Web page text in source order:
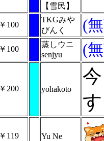
【雪民】
￥100
TKGみや
びんく
(
￥100
蒸しウニ
senjyu
(
￥200 yohakoto
す
￥119 Yu Ne